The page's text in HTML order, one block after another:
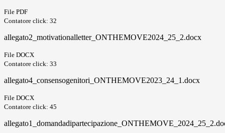
File PDF
Contatore click: 32
allegato2_motivationalletter_ONTHEMOVE2024_25_2.docx
File DOCX
Contatore click: 33
allegato4_consensogenitori_ONTHEMOVE2023_24_1.docx
File DOCX
Contatore click: 45